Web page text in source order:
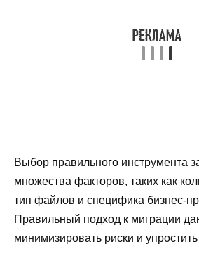
Выбор правильного инструмента
множества факторов, таких как
тип файлов и специфика бизнес-
Правильный подход к миграции
минимизировать риски и